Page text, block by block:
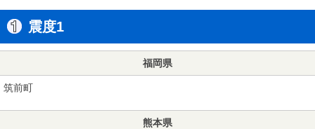
震度1
福岡県
筑前町
熊本県